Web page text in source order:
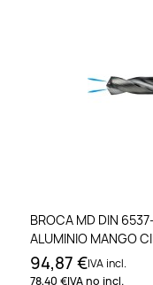
BROCA MD DIN
ALUMINIO MANGO
94,87 €IVA incl.
78,40 €IVA no incl.